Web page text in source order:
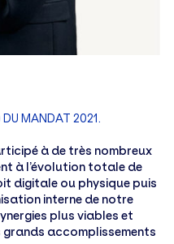
MANDAT 2021.
à de très nombreux
à l’évolution totale de
digitale ou physique puis
interne de notre
plus viables et
grands accomplissements